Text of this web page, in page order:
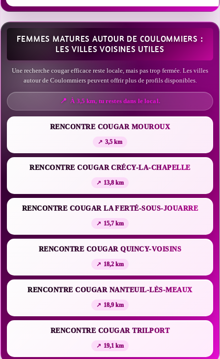
FEMMES MATURES AUTOUR DE COULOMMIERS :
LES VILLES VOISINES UTILES
Une recherche cougar efficace reste locale, mais pas trop fermée. Les villes
autour de Coulommiers peuvent offrir plus de profils disponibles.
À 3,5 km, tu restes dans le local.
RENCONTRE COUGAR MOUROUX
3,5 km
RENCONTRE COUGAR CRÉCY-LA-CHAPELLE
13,8 km
RENCONTRE COUGAR LA FERTÉ-SOUS-JOUARRE
15,7 km
RENCONTRE COUGAR QUINCY-VOISINS
18,2 km
RENCONTRE COUGAR NANTEUIL-LÈS-MEAUX
18,9 km
RENCONTRE COUGAR TRILPORT
19,1 km